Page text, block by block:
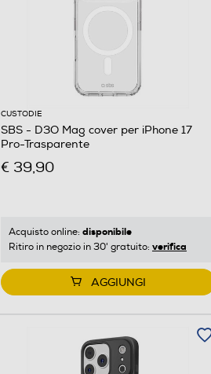
CUSTODIE
SBS - D3O Mag cover per iPhone 17
Pro-Trasparente
€ 39,90
Acquisto online: disponibile
Ritiro in negozio in 30' gratuito: verifica
AGGIUNGI